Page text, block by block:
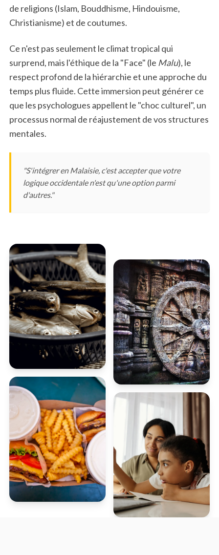
de religions (Islam, Bouddhisme, Hindouisme,
Christianisme) et de coutumes.
Ce n'est pas seulement le climat tropical qui
surprend, mais l'éthique de la "Face" (le Malu), le
respect profond de la hiérarchie et une approche du
temps plus fluide. Cette immersion peut générer ce
que les psychologues appellent le "choc culturel", un
processus normal de réajustement de vos structures
mentales.
"S'intégrer en Malaisie, c'est accepter que votre
logique occidentale n'est qu'une option parmi
d'autres."